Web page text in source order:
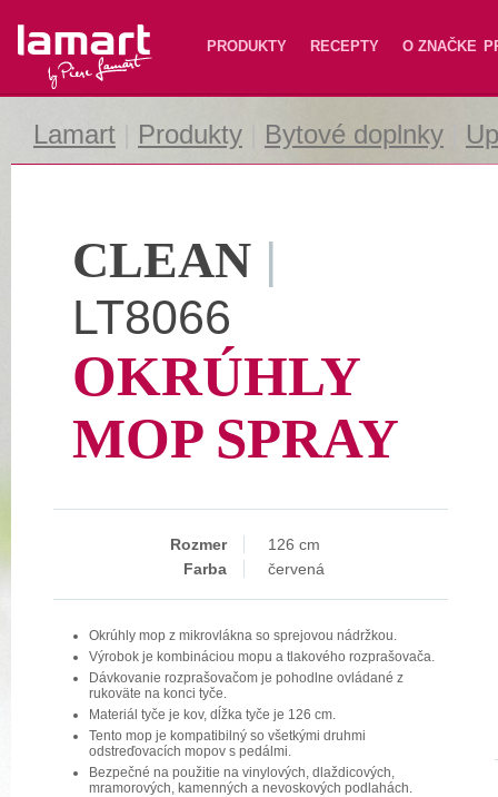
Lamart PRODUKTY RECEPTY O ZNAČKE
Lamart Produkty Bytové doplnky
CLEAN |
LT8066
OKRÚHLY
MOP SPRAY
Rozmer
126 cm
Farba
červená
Okrúhly mop z mikrovlákna so sprejovou nádržkou.
Výrobok je kombináciou mopu a tlakového rozprašovača.
Dávkovanie rozprašovačom je pohodlne ovládané z
rukoväte na konci tyče.
Materiál tyče je kov, dĺžka tyče je 126 cm.
Tento mop je kompatibilný so všetkými druhmi
odstreďovacích mopov s pedálmi.
Bezpečné na použitie na vinylových, dlaždicových,
mramorových, kamenných a nevoskových podlahách.